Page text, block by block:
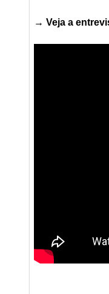
→ Veja a